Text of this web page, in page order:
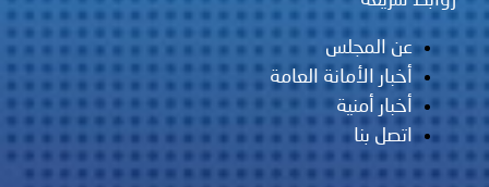
عن المجلس
أخبار الأمانة العامة
أخبار أمنية
اتصل بنا